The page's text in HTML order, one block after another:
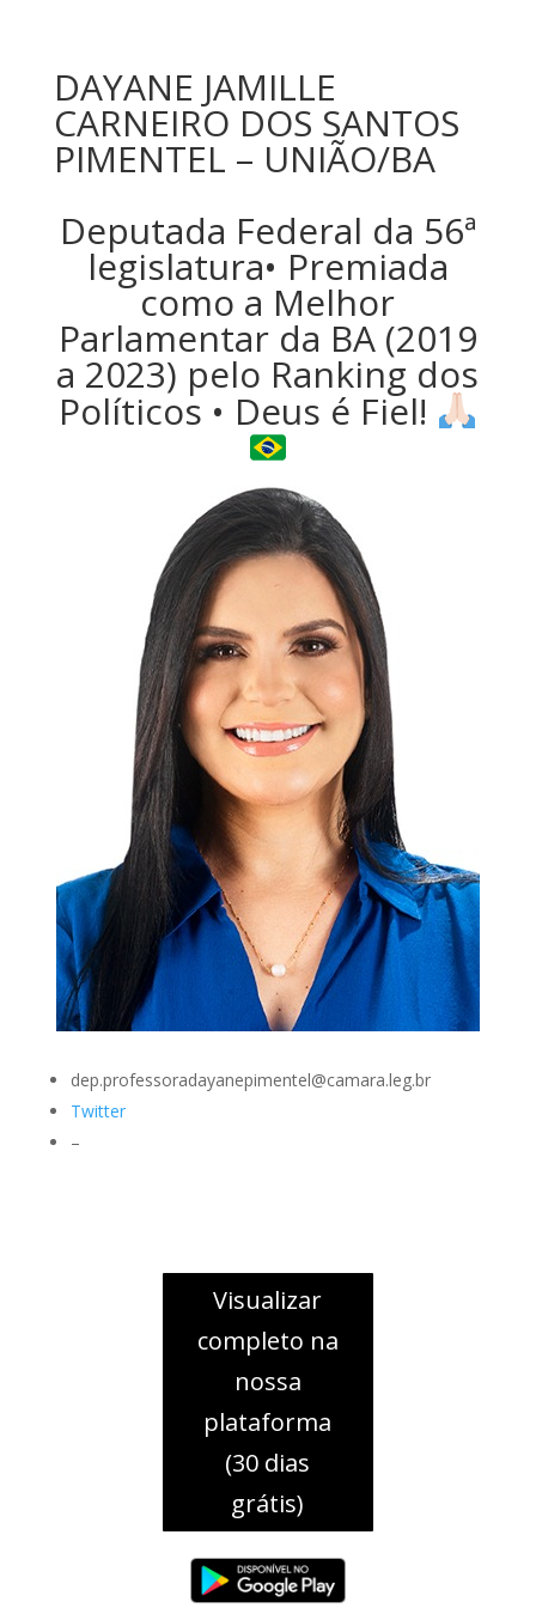
DAYANE JAMILLE
CARNEIRO DOS SANTOS
PIMENTEL – UNIÃO/BA
Deputada Federal da 56ª
legislatura• Premiada
como a Melhor
Parlamentar da BA (2019
a 2023) pelo Ranking dos
Políticos • Deus é Fiel!
dep.professoradayanepimentel@camara.leg.br
Twitter
–
Visualizar
completo na
nossa
plataforma
(30 dias
grátis)